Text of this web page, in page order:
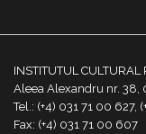
INSTITUTUL CULTURAL
Aleea Alexandru nr. 38,
Tel.: (+4) 031 71 00 627,
Fax: (+4) 031 71 00 607